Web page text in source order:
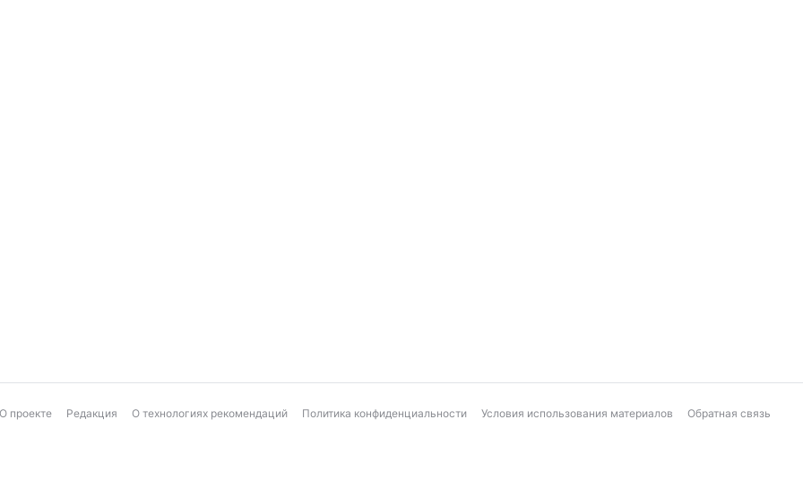
О проекте Редакция О технологиях рекомендаций Политика конфиденциальности Условия использования материалов Обратная связь